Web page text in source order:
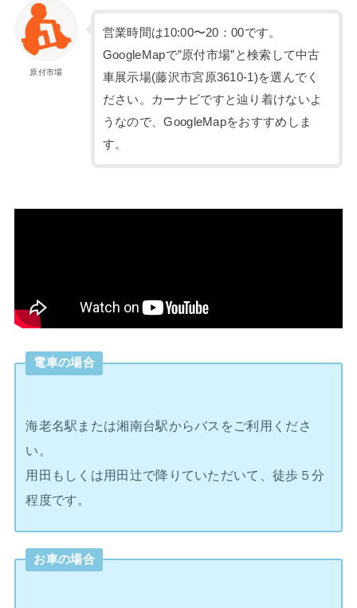
原付市場
営業時間は10:00〜20：00です。
GoogleMapで”原付市場”と検索して中古
車展示場(藤沢市宮原3610-1)を選んでく
ださい。カーナビですと辿り着けないよ
うなので、GoogleMapをおすすめしま
す。
電車の場合
海老名駅または湘南台駅からバスをご利用くださ
い。
用田もしくは用田辻で降りていただいて、徒歩５分
程度です。
お車の場合